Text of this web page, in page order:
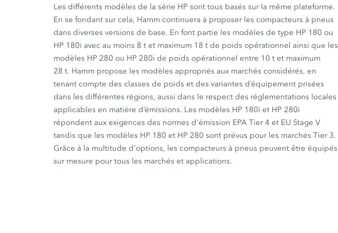
Les différents modèles de la série HP sont tous basés sur la même plateforme.
En se fondant sur cela, Hamm continuera à proposer les compacteurs à pneus
dans diverses versions de base. En font partie les modèles de type HP 180 ou
HP 180i avec au moins 8 t et maximum 18 t de poids opérationnel ainsi que les
modèles HP 280 ou HP 280i de poids opérationnel entre 10 t et maximum
28 t. Hamm propose les modèles appropriés aux marchés considérés, en
tenant compte des classes de poids et des variantes d’équipement prisées
dans les différentes régions, aussi dans le respect des réglementations locales
applicables en matière d’émissions. Les modèles HP 180i et HP 280i
répondent aux exigences des normes d'émission EPA Tier 4 et EU Stage V
tandis que les modèles HP 180 et HP 280 sont prévus pour les marchés Tier 3.
Grâce à la multitude d'options, les compacteurs à pneus peuvent être équipés
sur mesure pour tous les marchés et applications.